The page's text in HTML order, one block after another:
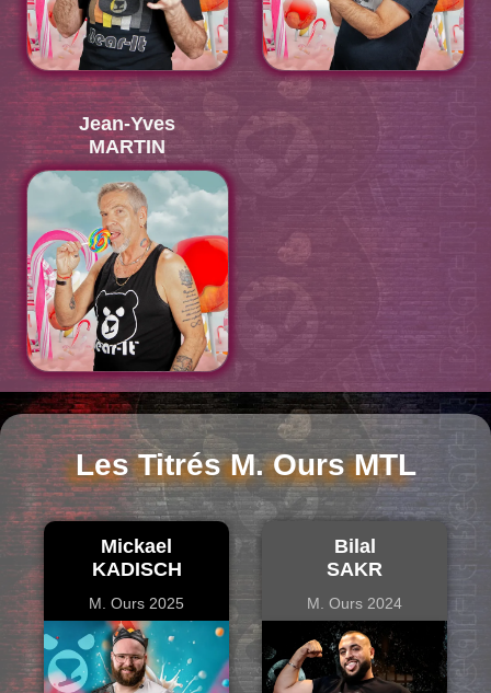
Jean-Yves
MARTIN
Visionner le numéro de Chris
Les Titrés M. Ours MTL
Mickael
KADISCH
M. Ours 2025
Bilal
SAKR
M. Ours 2024